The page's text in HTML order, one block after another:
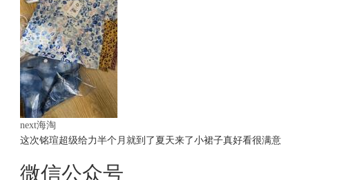
next海淘
这次铭瑄超级给力半个月就到了夏天来了小裙子真好看很满意
微信公众号